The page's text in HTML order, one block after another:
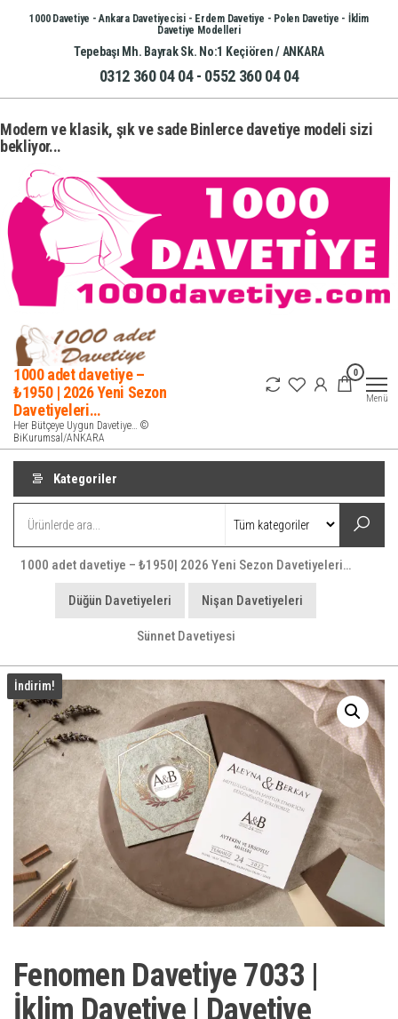
İçeriğe1000 Davetiye - Ankara Davetiyecisi - Erdem Davetiye - Polen Davetiye - İklim
Davetiye Modelleri
Tepebaşı Mh. Bayrak Sk. No:1 Keçiören / ANKARA
0312 360 04 04 - 0552 360 04 04
Modern ve klasik, şık ve sade Binlerce davetiye modeli sizi
bekliyor...
1000 adet davetiye –
₺1950 | 2026 Yeni Sezon
Davetiyeleri…
Her Bütçeye Uygun Davetiye… ©
BiKurumsal/ANKARA
0
Menü
Kategoriler
1000 adet davetiye – ₺1950| 2026 Yeni Sezon Davetiyeleri…
Düğün Davetiyeleri Nişan Davetiyeleri
Sünnet Davetiyesi
İndirim!
Fenomen Davetiye 7033 |
İklim Davetiye | Davetiye